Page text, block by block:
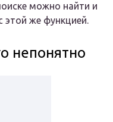
можно найти и
этой же функцией.
непонятно